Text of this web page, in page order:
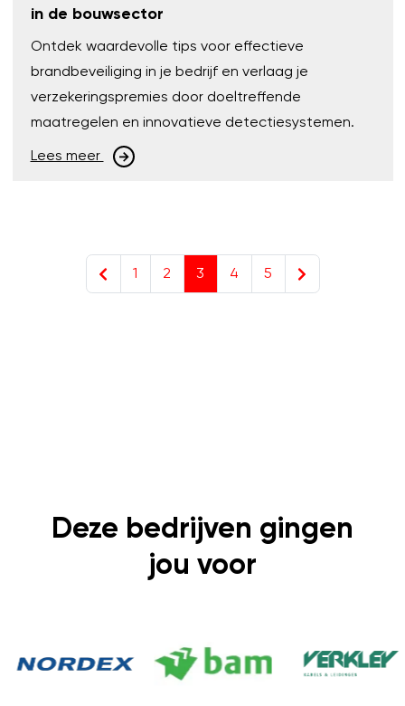
in de bouwsector
Ontdek waardevolle tips voor effectieve
brandbeveiliging in je bedrijf en verlaag je
verzekeringspremies door doeltreffende
maatregelen en innovatieve detectiesystemen.
Lees meer
1 2 3 4 5
Deze bedrijven gingen
jou voor